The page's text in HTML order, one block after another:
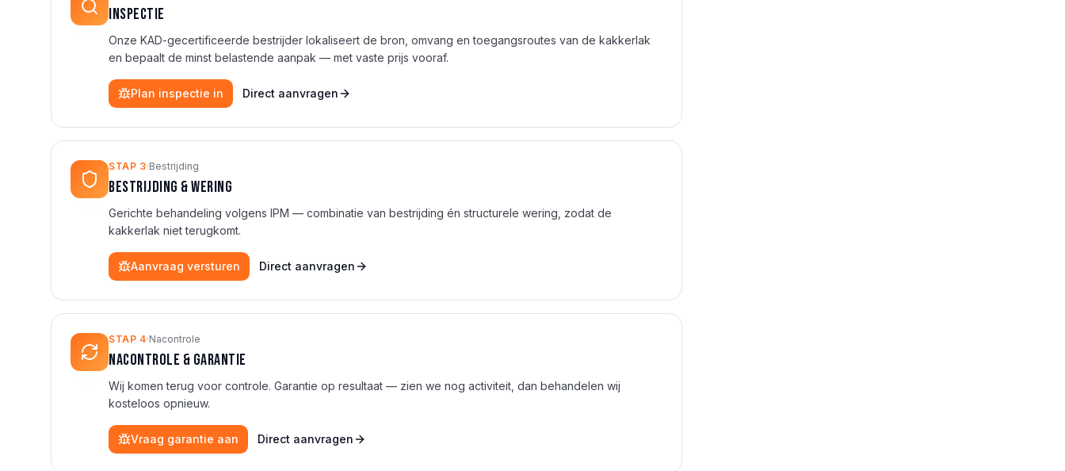
Inspectie
Onze KAD-gecertificeerde bestrijder lokaliseert de bron, omvang en toegangsroutes van de kakkerlak
en bepaalt de minst belastende aanpak — met vaste prijs vooraf.
Plan inspectie in Direct aanvragen
STAP 3·Bestrijding
Bestrijding & wering
Gerichte behandeling volgens IPM — combinatie van bestrijding én structurele wering, zodat de
kakkerlak niet terugkomt.
Aanvraag versturen Direct aanvragen
STAP 4·Nacontrole
Nacontrole & garantie
Wij komen terug voor controle. Garantie op resultaat — zien we nog activiteit, dan behandelen wij
kosteloos opnieuw.
Vraag garantie aan Direct aanvragen